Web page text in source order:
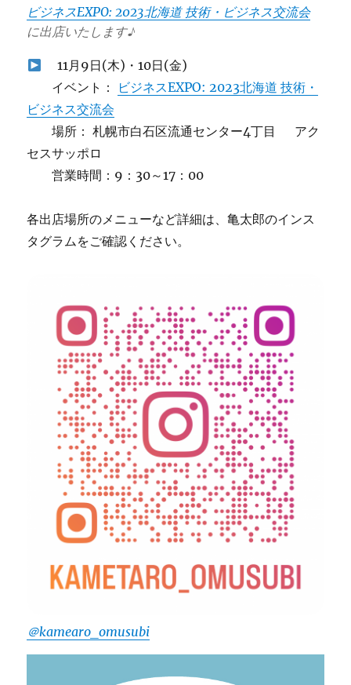
ビジネスEXPO: 2023北海道 技術・ビジネス交流会
に出店いたします♪
11月9日(木)・10日(金)
イベント：
ビジネスEXPO: 2023北海道 技術・
ビジネス交流会
場所： 札幌市白石区流通センター4丁目 アク
セスサッポロ
営業時間：9：30～17：00
各出店場所のメニューなど詳細は、亀太郎のインス
タグラムをご確認ください。
＠kamearo_omusubi